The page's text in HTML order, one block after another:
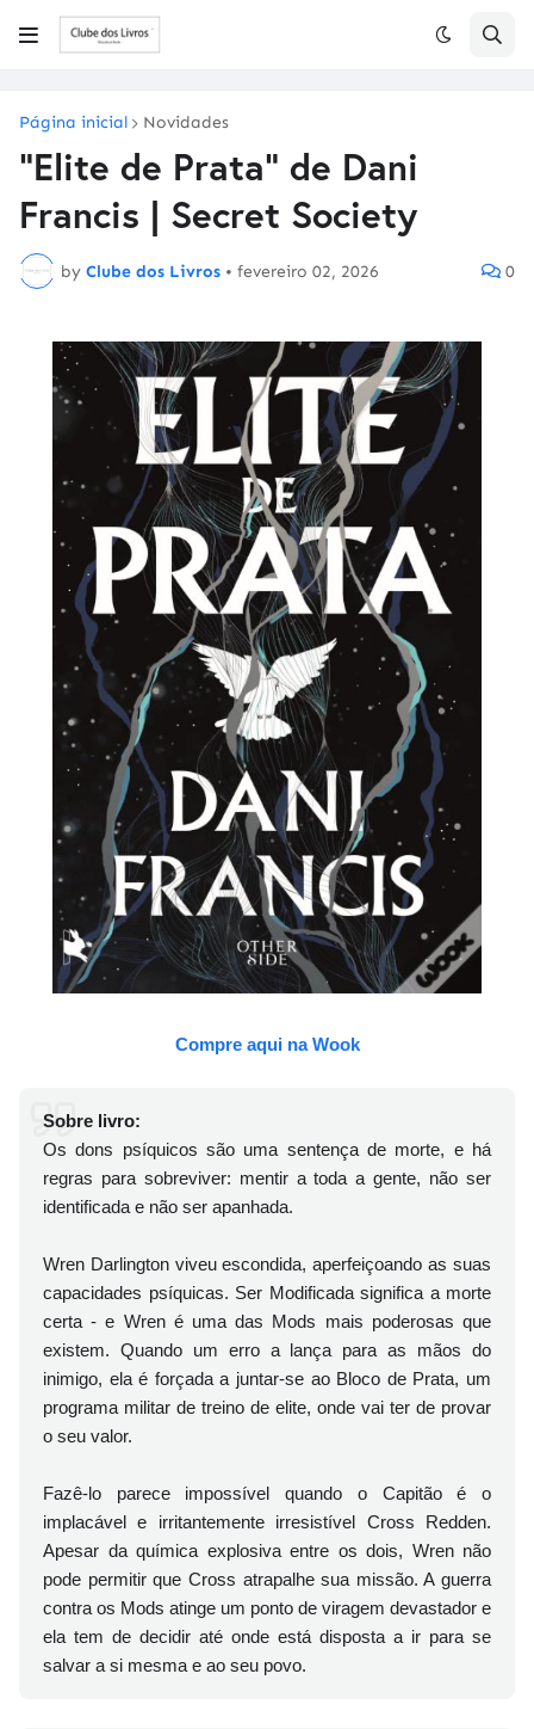
Página inicial Novidades
"Elite de Prata" de Dani
Francis | Secret Society
by Clube dos Livros • fevereiro 02, 2026 0
Compre aqui na Wook
Sobre livro:
Os dons psíquicos são uma sentença de morte, e há
regras para sobreviver: mentir a toda a gente, não ser
identificada e não ser apanhada.
Wren Darlington viveu escondida, aperfeiçoando as suas
capacidades psíquicas. Ser Modificada significa a morte
certa - e Wren é uma das Mods mais poderosas que
existem. Quando um erro a lança para as mãos do
inimigo, ela é forçada a juntar-se ao Bloco de Prata, um
programa militar de treino de elite, onde vai ter de provar
o seu valor.
Fazê-lo parece impossível quando o Capitão é o
implacável e irritantemente irresistível Cross Redden.
Apesar da química explosiva entre os dois, Wren não
pode permitir que Cross atrapalhe sua missão. A guerra
contra os Mods atinge um ponto de viragem devastador e
ela tem de decidir até onde está disposta a ir para se
salvar a si mesma e ao seu povo.